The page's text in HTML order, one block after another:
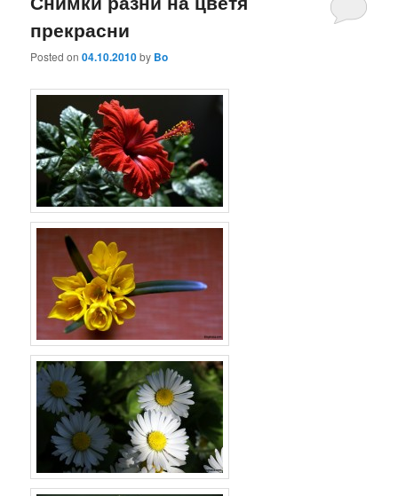
прекрасни
Posted on04.10.2010by Bo